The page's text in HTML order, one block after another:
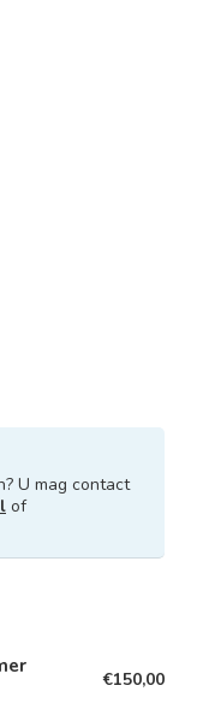
U mag contact
of
€150,00